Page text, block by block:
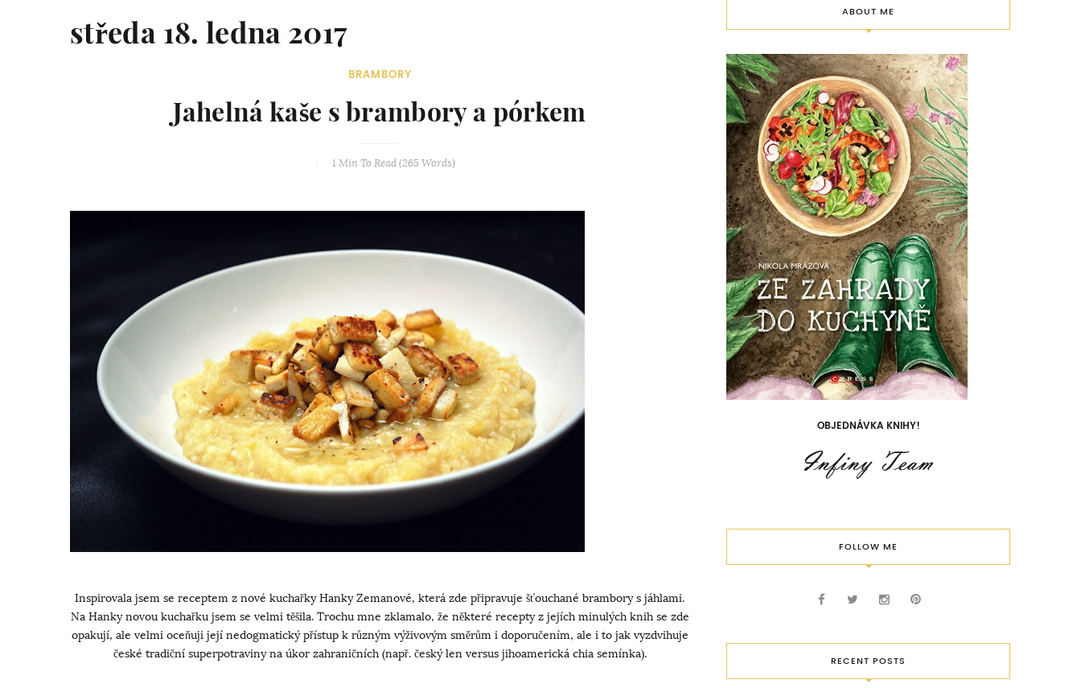
středa 18. ledna 2017
BRAMBORY
Jahelná kaše s brambory a pórkem
1 MinTo Read (265 Words)
Inspirovala jsem se receptem z nové kuchařky Hanky Zemanové, která zde připravuje šťouchané brambory s jáhlami.
Na Hanky novou kuchařku jsem se velmi těšila. Trochu mne zklamalo, že některé recepty z jejích minulých knih se zde
opakují, ale velmi oceňuji její nedogmatický přístup k různým výživovým směrům i doporučením, ale i to jak vyzdvihuje
české tradiční superpotraviny na úkor zahraničních (např. český len versus jihoamerická chia semínka).
ABOUT ME
OBJEDNÁVKA KNIHY!
FOLLOW ME
RECENT POSTS